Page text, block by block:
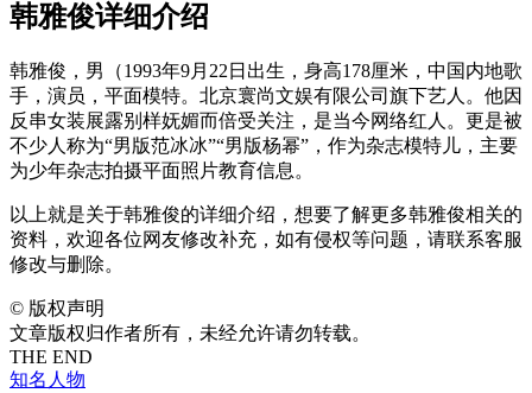
韩雅俊详细介绍
韩雅俊，男（1993年9月22日出生，身高178厘米，中国内地歌
手，演员，平面模特。北京寰尚文娱有限公司旗下艺人。他因
反串女装展露别样妩媚而倍受关注，是当今网络红人。更是被
不少人称为“男版范冰冰”“男版杨幂”，作为杂志模特儿，主要
为少年杂志拍摄平面照片教育信息。
以上就是关于韩雅俊的详细介绍，想要了解更多韩雅俊相关的
资料，欢迎各位网友修改补充，如有侵权等问题，请联系客服
修改与删除。
© 版权声明
文章版权归作者所有，未经允许请勿转载。
THE END
知名人物